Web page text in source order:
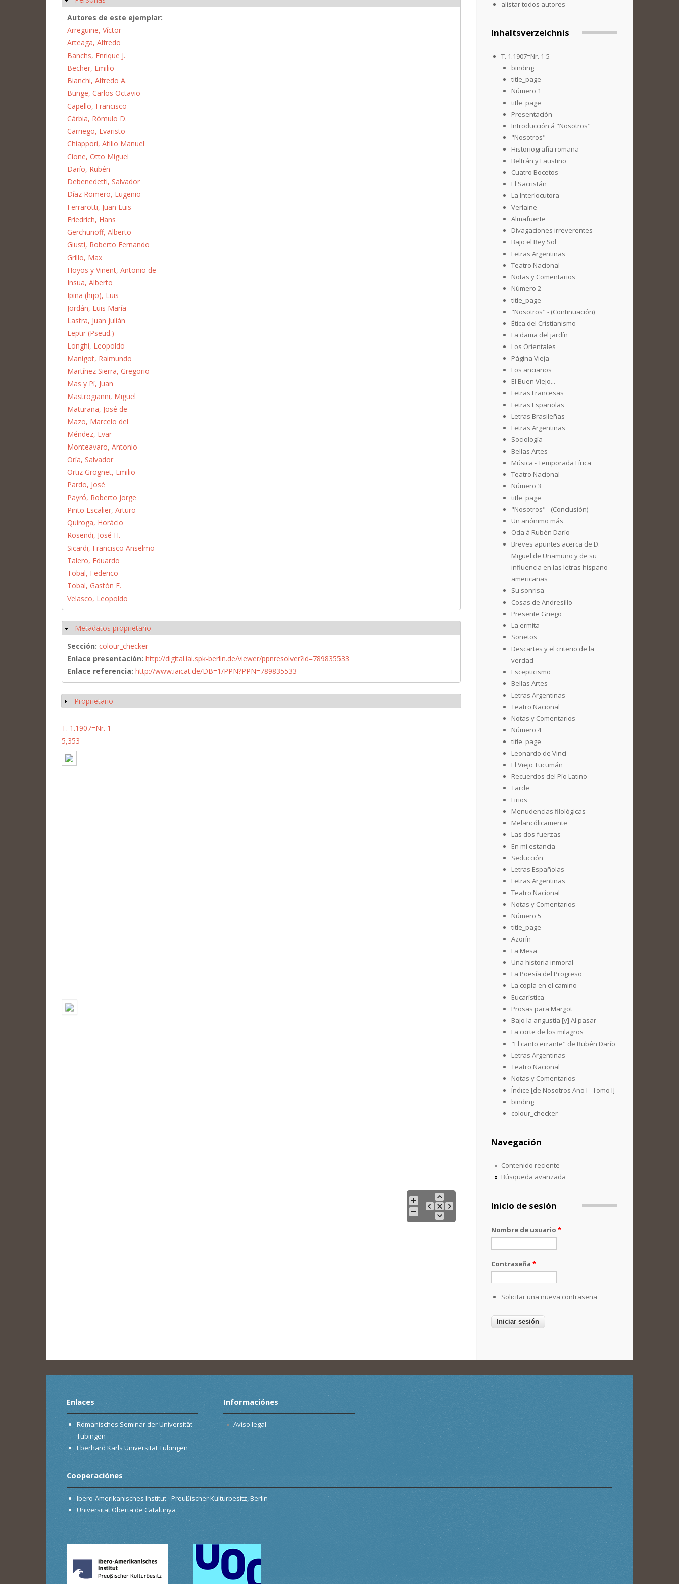
Autores de este ejemplar:
Arreguine, Víctor
Arteaga, Alfredo
Banchs, Enrique J.
Becher, Emilio
Bianchi, Alfredo A.
Bunge, Carlos Octavio
Capello, Francisco
Cárbia, Rómulo D.
Carriego, Evaristo
Chiappori, Atilio Manuel
Cione, Otto Miguel
Darío, Rubén
Debenedetti, Salvador
Díaz Romero, Eugenio
Ferrarotti, Juan Luis
Friedrich, Hans
Gerchunoff, Alberto
Giusti, Roberto Fernando
Grillo, Max
Hoyos y Vinent, Antonio de
Insua, Alberto
Ipiña (hijo), Luis
Jordán, Luis María
Lastra, Juan Julián
Leptir (Pseud.)
Longhi, Leopoldo
Manigot, Raimundo
Martínez Sierra, Gregorio
Mas y Pí, Juan
Mastrogianni, Miguel
Maturana, José de
Mazo, Marcelo del
Méndez, Evar
Monteavaro, Antonio
Oría, Salvador
Ortiz Grognet, Emilio
Pardo, José
Payró, Roberto Jorge
Pinto Escalier, Arturo
Quiroga, Horácio
Rosendi, José H.
Sicardi, Francisco Anselmo
Talero, Eduardo
Tobal, Federico
Tobal, Gastón F.
Velasco, Leopoldo
Ocultar
Metadatos proprietario
Sección: colour_checker
Enlace presentación: http://digital.iai.spk-berlin.de/viewer/ppnresolver?id=789835533
Enlace referencia: http://www.iaicat.de/DB=1/PPN?PPN=789835533
Mostrar
Proprietario
T. 1.1907=Nr. 1-
5,353
alistar todos autores
Inhaltsverzeichnis
T. 1.1907=Nr. 1-5
binding
title_page
Número 1
title_page
Presentación
Introducción á "Nosotros"
"Nosotros"
Historiografía romana
Beltrán y Faustino
Cuatro Bocetos
El Sacristán
La Interlocutora
Verlaine
Almafuerte
Divagaciones irreverentes
Bajo el Rey Sol
Letras Argentinas
Teatro Nacional
Notas y Comentarios
Número 2
title_page
"Nosotros" - (Continuación)
Ética del Cristianismo
La dama del jardín
Los Orientales
Página Vieja
Los ancianos
El Buen Viejo...
Letras Francesas
Letras Españolas
Letras Brasileñas
Letras Argentinas
Sociología
Bellas Artes
Música - Temporada Lírica
Teatro Nacional
Número 3
title_page
"Nosotros" - (Conclusión)
Un anónimo más
Oda á Rubén Darío
Breves apuntes acerca de D.
Miguel de Unamuno y de su
influencia en las letras hispano-
americanas
Su sonrisa
Cosas de Andresillo
Presente Griego
La ermita
Sonetos
Descartes y el criterio de la
verdad
Escepticismo
Bellas Artes
Letras Argentinas
Teatro Nacional
Notas y Comentarios
Número 4
title_page
Leonardo de Vinci
El Viejo Tucumán
Recuerdos del Pío Latino
Tarde
Lirios
Menudencias filológicas
Melancólicamente
Las dos fuerzas
En mi estancia
Seducción
Letras Españolas
Letras Argentinas
Teatro Nacional
Notas y Comentarios
Número 5
title_page
Azorín
La Mesa
Una historia inmoral
La Poesía del Progreso
La copla en el camino
Eucarística
Prosas para Margot
Bajo la angustia [y] Al pasar
La corte de los milagros
"El canto errante" de Rubén Darío
Letras Argentinas
Teatro Nacional
Notas y Comentarios
Índice [de Nosotros Año I - Tomo I]
binding
colour_checker
Navegación
Contenido reciente
Búsqueda avanzada
Inicio de sesión
Nombre de usuario *
Contraseña *
Solicitar una nueva contraseña
Enlaces
Romanisches Seminar der Universität
Tübingen
Eberhard Karls Universität Tübingen
Informaciónes
Aviso legal
Cooperaciónes
Ibero-Amerikanisches Institut - Preußischer Kulturbesitz, Berlin
Universitat Oberta de Catalunya